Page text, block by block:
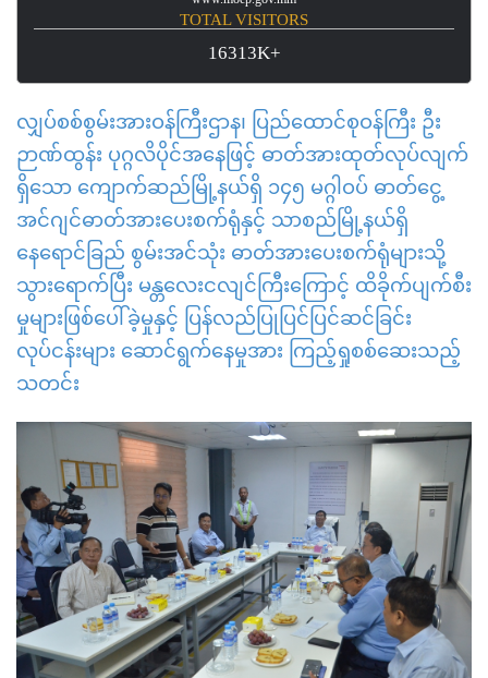
TOTAL VISITORS
16313K+
လျှပ်စစ်စွမ်းအားဝန်ကြီးဌာန၊ ပြည်ထောင်စုဝန်ကြီး ဦး
ဉာဏ်ထွန်း ပုဂ္ဂလိပိုင်အနေဖြင့် ဓာတ်အားထုတ်လုပ်လျက်
ရှိသော ကျောက်ဆည်မြို့နယ်ရှိ ၁၄၅ မဂ္ဂါဝပ် ဓာတ်ငွေ့
အင်ဂျင်ဓာတ်အားပေးစက်ရုံနှင့် သာစည်မြို့နယ်ရှိ
နေရောင်ခြည် စွမ်းအင်သုံး ဓာတ်အားပေးစက်ရုံများသို့
သွားရောက်ပြီး မန္တလေးငလျင်ကြီးကြောင့် ထိခိုက်ပျက်စီး
မှုများဖြစ်ပေါ်ခဲ့မှုနှင့် ပြန်လည်ပြုပြင်ပြင်ဆင်ခြင်း
လုပ်ငန်းများ ဆောင်ရွက်နေမှုအား ကြည့်ရှုစစ်ဆေးသည့်
သတင်း